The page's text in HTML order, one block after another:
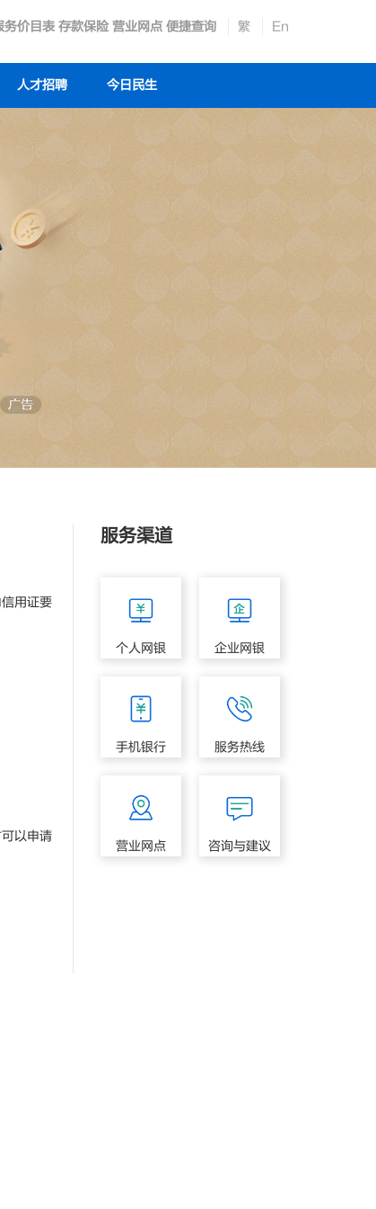
务价目表 存款保险 营业网点 便捷查询 繁 En
人才招聘 今日民生
用证要
以申请
服务渠道
个人网银 企业网银
手机银行 服务热线
营业网点 咨询与建议